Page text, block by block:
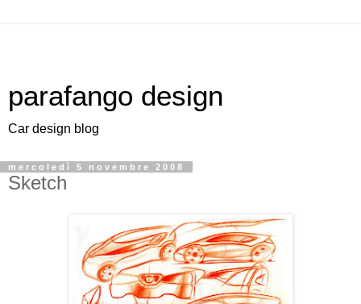
parafango design
Car design blog
mercoledì 5 novembre 2008
Sketch